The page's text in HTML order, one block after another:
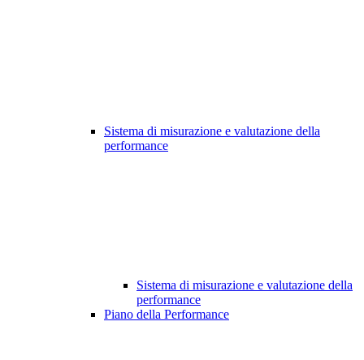
Sistema di misurazione e valutazione della
performance
Sistema di misurazione e valutazione della
performance
Piano della Performance